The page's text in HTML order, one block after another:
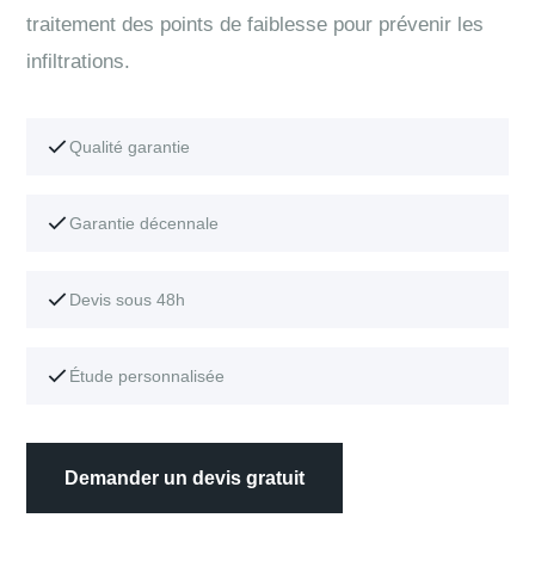
traitement des points de faiblesse pour prévenir les
infiltrations.
Qualité garantie
Garantie décennale
Devis sous 48h
Étude personnalisée
Demander un devis gratuit